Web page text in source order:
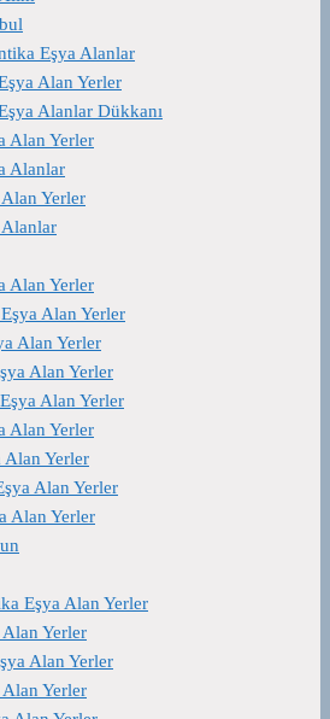
Eşya Alanlar
Alan Yerler
Alanlar Dükkanı
Alan Yerler
Alanlar
Yerler
Alanlar
Alan Yerler
Alan Yerler
Alan Yerler
Alan Yerler
Alan Yerler
Alan Yerler
Yerler
Alan Yerler
Alan Yerler
Eşya Alan Yerler
Yerler
Alan Yerler
Yerler